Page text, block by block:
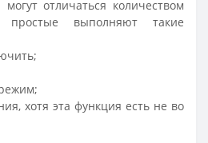
отличаться количеством
простые выполняют такие
хотя эта функция есть не во